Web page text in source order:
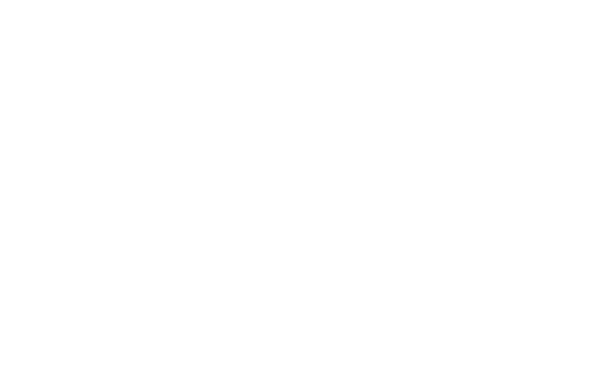
Тоники. Используются после очищения кожи. Восстанавливают pH-
Сыворотки. Содержат высокую концентрацию активных компонентов.